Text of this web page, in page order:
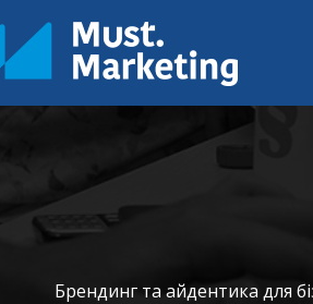
Брендинг та айдентика для